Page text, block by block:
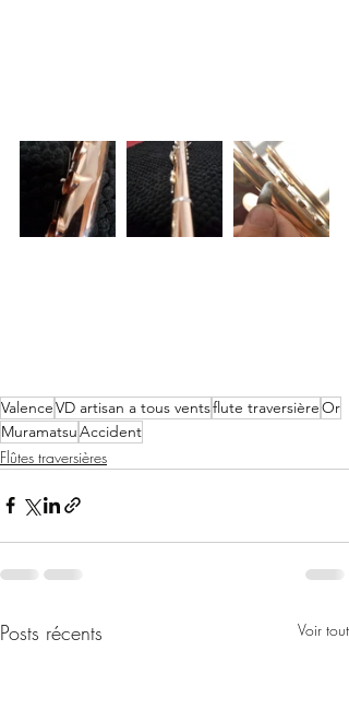
ValenceVD artisan a tous ventsflute traversièreOr
MuramatsuAccident
Flûtes traversières
Posts récents Voir tout